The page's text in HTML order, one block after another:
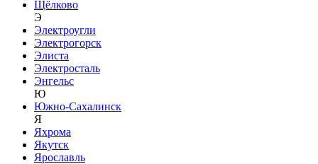
Щёлково
Э
Электроугли
Электрогорск
Элиста
Электросталь
Энгельс
Ю
Южно-Сахалинск
Я
Яхрома
Якутск
Ярославль